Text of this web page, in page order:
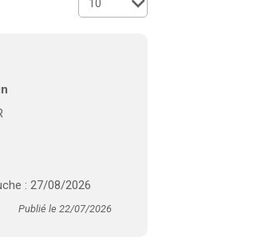
: 27/08/2026
Publié le 22/07/2026